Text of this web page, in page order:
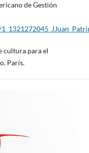
de Gestión
cultura para el
París.